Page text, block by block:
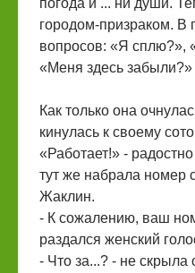
погода и ... ни души.
городом-призраком. В
вопросов: «Я сплю?»,
«Меня здесь забыли?»
Как только она
кинулась к своему
«Работает!» -
тут же набрала номер
Жаклин.
- К сожалению, ваш
раздался женский
- Что за...? - не скрыла